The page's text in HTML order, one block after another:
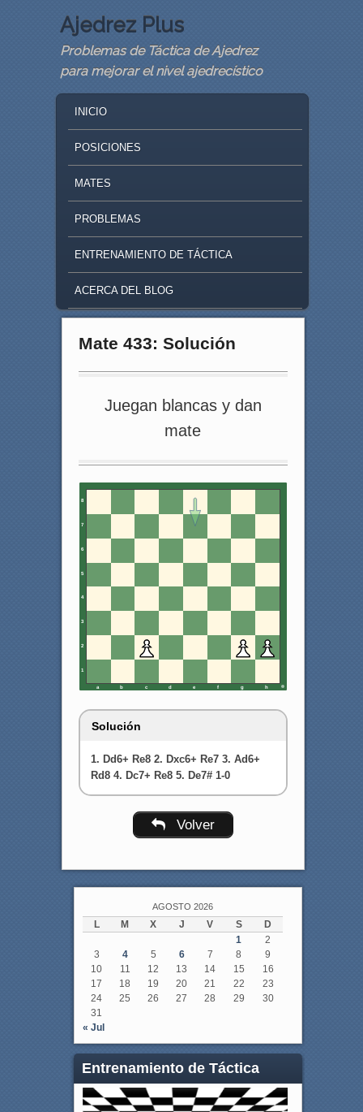
Ajedrez Plus
Problemas de Táctica de Ajedrez
para mejorar el nivel ajedrecístico
SKIP TO PRIMARY CONTENT
SKIP TO SECONDARY CONTENT
INICIO
POSICIONES
MATES
PROBLEMAS
ENTRENAMIENTO DE TÁCTICA
ACERCA DEL BLOG
Mate 433: Solución
Juegan blancas y dan
mate
8
7
6
5
4
3
2
1
a b c d e f g h
Solución
1. Dd6+ Re8 2. Dxc6+ Re7 3. Ad6+
Rd8 4. Dc7+ Re8 5. De7# 1-0
Volver
AGOSTO 2026
L M X J V S
D
1
2
3
4 5 6 7 8
9
10
11 12 13 14 15
16
17
18 19 20 21 22
23
24
25 26 27 28 29
30
31
« Jul
Entrenamiento de Táctica